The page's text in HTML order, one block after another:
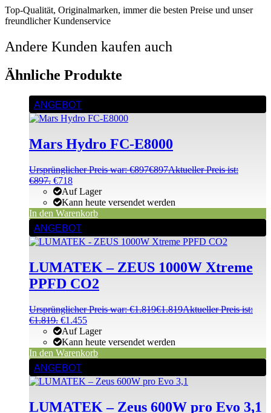
Top-Qualität, Originalmarken, immer die besten Preise und unser
freundlicher Kundenservice
Andere Kunden kaufen auch
Ähnliche Produkte
ANGEBOT
Mars Hydro FC-E8000
Ursprünglicher Preis war: €897€897Aktueller Preis ist:
€897. €718
Auf Lager
Kann heute versendet werden
In den Warenkorb
ANGEBOT
LUMATEK – ZEUS 1000W Xtreme
PPFD CO2
Ursprünglicher Preis war: €1.819€1.819Aktueller Preis ist:
€1.819. €1.455
Auf Lager
Kann heute versendet werden
In den Warenkorb
ANGEBOT
LUMATEK – Zeus 600W pro Evo 3,1